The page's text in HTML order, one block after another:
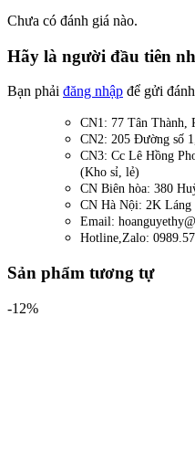
Chưa có đánh giá nào.
Hãy là người đầu tiên
Bạn phải đăng nhập để gửi
CN1: 77 Tân Thành,
CN2: 205 Đường số
CN3: Cc Lê Hồng
(Kho sỉ, lẻ)
CN Biên hòa: 380
CN Hà Nội: 2K
Email:
Hotline,Zalo:
Sản phẩm tương tự
-12%